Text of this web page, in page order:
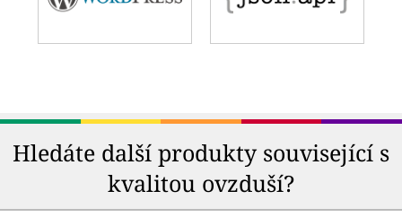
Hledáte další produkty související s
kvalitou ovzduší?